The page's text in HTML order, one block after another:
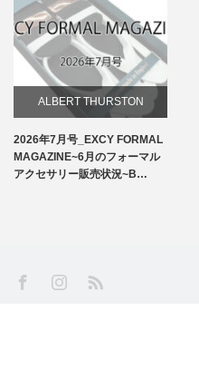
ALBERT THURSTON
お知らせ
2026年7月号_EXCY FORMAL
MAGAZINE~6月のフォーマル
アクセサリー販売状況~B…
FacebookInstagram